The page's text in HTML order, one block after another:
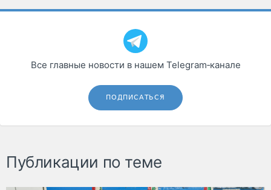
Все главные новости в нашем Telegram‑канале
ПОДПИСАТЬСЯ
Публикации по теме